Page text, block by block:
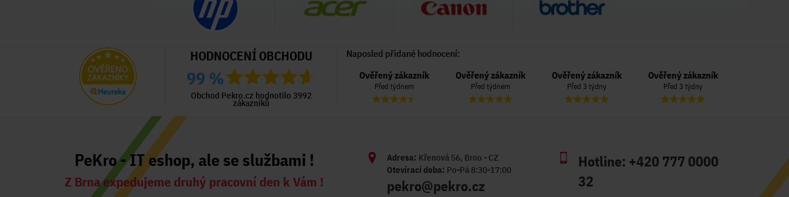
HODNOCENÍ OBCHODU
99 %
Obchod Pekro.cz hodnotilo 3992
zákazníků
Naposled přidané hodnocení:
Ověřený zákazník
Před 5 dny
Ověřený zákazník
Před 6 dny
Ověřený zákazník
Před týdnem
Ověřený zákazník
Před týdnem
Ověřený zákazník
Před týdnem
Ověřený zákazník
Před 3 týdny
Ověřený zákazník
Před 3 týdny
PeKro - IT eshop, ale se službami !
Z Brna expedujeme druhý pracovní den k Vám !
Adresa: Křenová 56, Brno - CZ
Otevírací doba: Po-Pá 8:30-17:00
pekro@pekro.cz
Hotline: +420 777 0000
32